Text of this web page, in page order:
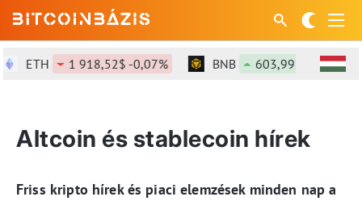
ETH 1 918,52$ -0,07% BNB 603,99$ +1,56%
Altcoin és stablecoin hírek
Friss kripto hírek és piaci elemzések minden nap a